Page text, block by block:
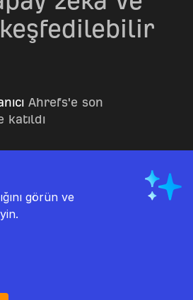
Ahrefs'e son
katıldı
görün ve